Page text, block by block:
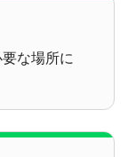
な場所に